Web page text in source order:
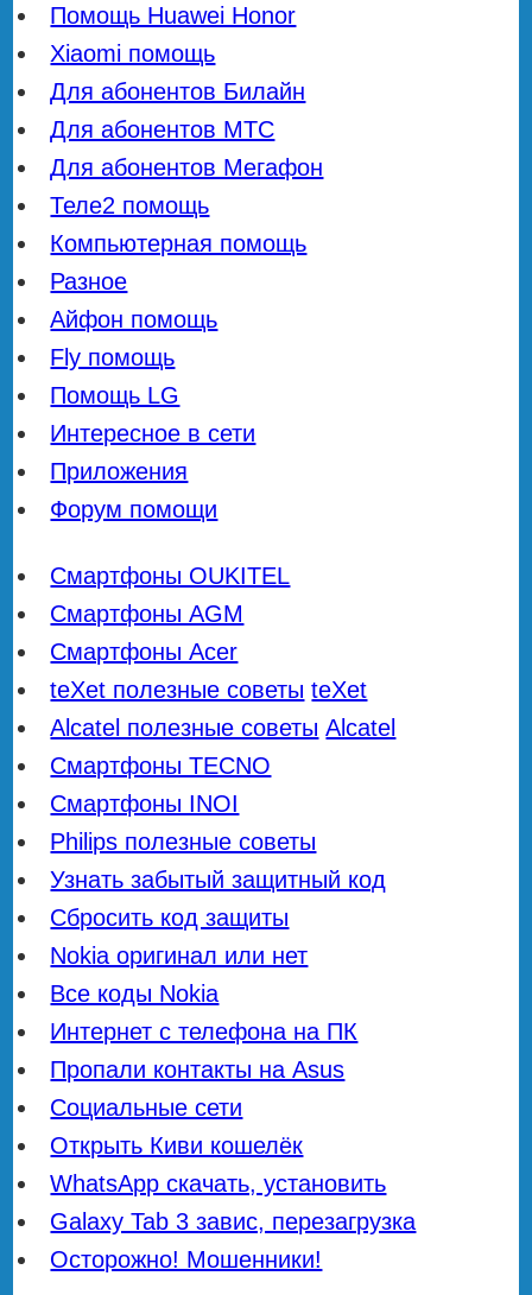
Помощь Huawei Honor
Xiaomi помощь
Для абонентов Билайн
Для абонентов МТС
Для абонентов Мегафон
Теле2 помощь
Компьютерная помощь
Разное
Айфон помощь
Fly помощь
Помощь LG
Интересное в сети
Приложения
Форум помощи
Смартфоны OUKITEL
Смартфоны AGM
Смартфоны Acer
teXet полезные советы teXet
Alcatel полезные советы Alcatel
Смартфоны TECNO
Смартфоны INOI
Philips полезные советы
Узнать забытый защитный код
Сбросить код защиты
Nokia оригинал или нет
Все коды Nokia
Интернет с телефона на ПК
Пропали контакты на Asus
Социальные сети
Открыть Киви кошелёк
WhatsApp скачать, установить
Galaxy Tab 3 завис, перезагрузка
Осторожно! Мошенники!